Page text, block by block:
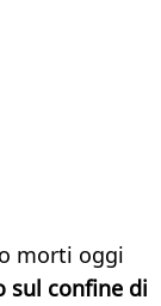
morti oggi
sul confine di